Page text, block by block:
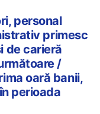
personal
primesc
de carieră
/
oară banii,
perioada